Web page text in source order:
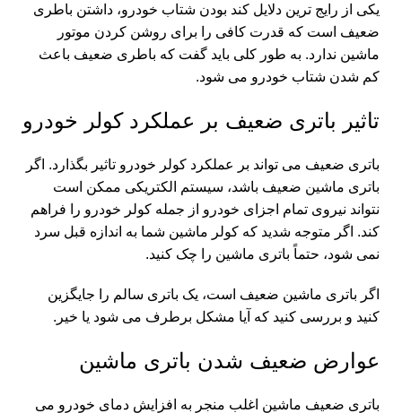
یکی از رایج ترین دلایل کند بودن شتاب خودرو، داشتن باطری
ضعیف است که قدرت کافی را برای روشن کردن موتور
ماشین ندارد. به طور کلی باید گفت که باطری ضعیف باعث
کم شدن شتاب خودرو می شود.
تاثیر باتری ضعیف بر عملکرد کولر خودرو
باتری ضعیف می تواند بر عملکرد کولر خودرو تاثیر بگذارد. اگر
باتری ماشین ضعیف باشد، سیستم الکتریکی ممکن است
نتواند نیروی تمام اجزای خودرو از جمله کولر خودرو را فراهم
کند. اگر متوجه شدید که کولر ماشین شما به اندازه قبل سرد
نمی شود، حتماً باتری ماشین را چک کنید.
اگر باتری ماشین ضعیف است، یک باتری سالم را جایگزین
کنید و بررسی کنید که آیا مشکل برطرف می شود یا خیر.
عوارض ضعیف شدن باتری ماشین
باتری ضعیف ماشین اغلب منجر به افزایش دمای خودرو می